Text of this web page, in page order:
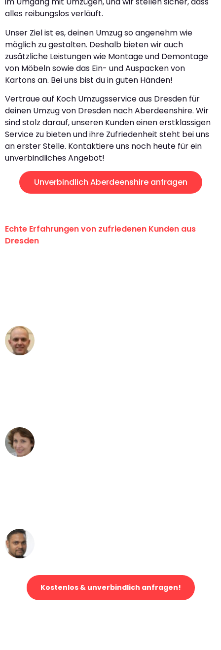
alles reibungslos verläuft.
Unser Ziel ist es, deinen Umzug so angenehm wie
möglich zu gestalten. Deshalb bieten wir auch
zusätzliche Leistungen wie Montage und Demontage
von Möbeln sowie das Ein- und Auspacken von
Kartons an. Bei uns bist du in guten Händen!
Vertraue auf Koch Umzugsservice aus Dresden für
deinen Umzug von Dresden nach Aberdeenshire. Wir
sind stolz darauf, unseren Kunden einen erstklassigen
Service zu bieten und ihre Zufriedenheit steht bei uns
an erster Stelle. Kontaktiere uns noch heute für ein
unverbindliches Angebot!
Unverbindlich Aberdeenshire anfragen
Echte Erfahrungen von zufriedenen Kunden aus
Dresden
Kostenlos & unverbindlich anfragen!